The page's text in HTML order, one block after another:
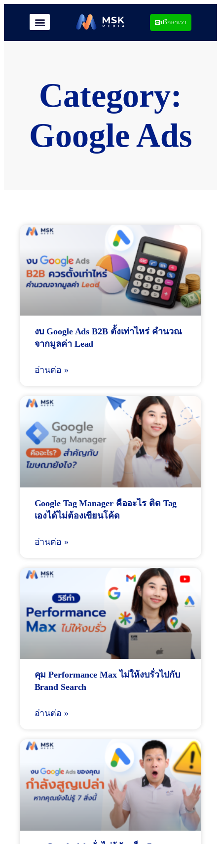
ปรึกษาเรา
Category:
Google Ads
งบ Google Ads B2B ตั้งเท่าไหร่ คำนวณ
จากมูลค่า Lead
อ่านต่อ »
Google Tag Manager คืออะไร ติด Tag
เองได้ไม่ต้องเขียนโค้ด
อ่านต่อ »
คุม Performance Max ไม่ให้งบรั่วไปกับ
Brand Search
อ่านต่อ »